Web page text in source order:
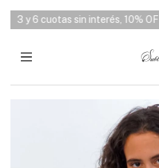
6 cuotas sin interés, 10% OFF